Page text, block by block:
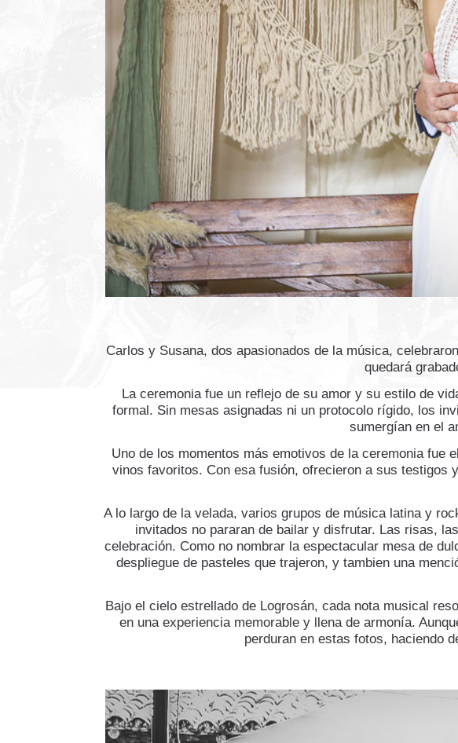
Carlos y Susana, dos apasionados de la música,
quedará
La ceremonia fue un reflejo de su amor y su estilo de
formal. Sin mesas asignadas ni un protocolo rígido, los
sumergían en el
Uno de los momentos más emotivos de la ceremonia fue
vinos favoritos. Con esa fusión, ofrecieron a sus testigos
A lo largo de la velada, varios grupos de música latina y
invitados no pararan de bailar y disfrutar. Las risas,
celebración. Como no nombrar la espectacular mesa de
despliegue de pasteles que trajeron, y tambien una
Bajo el cielo estrellado de Logrosán, cada nota musical
en una experiencia memorable y llena de armonía.
perduran en estas fotos, haciendo